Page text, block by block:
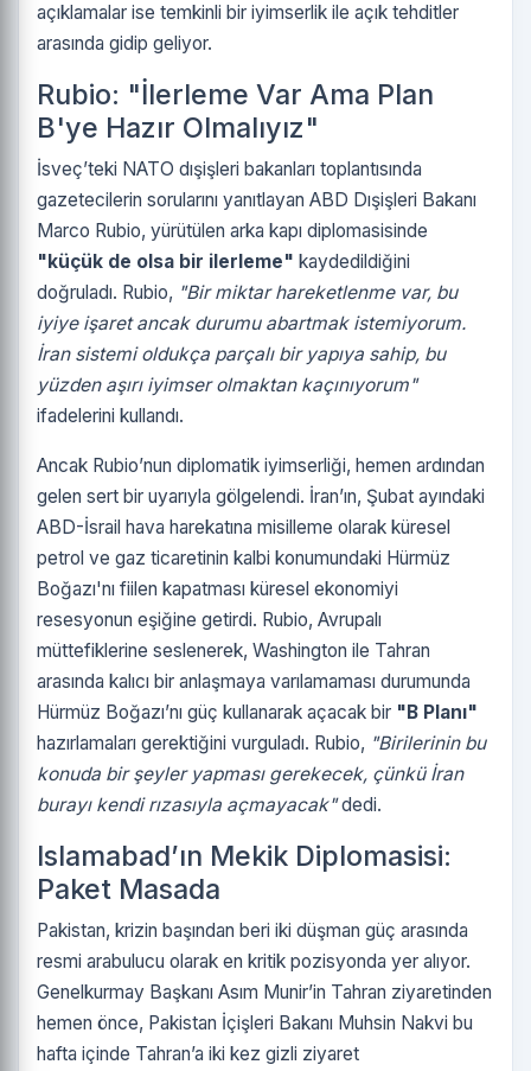
açıklamalar ise temkinli bir iyimserlik ile açık tehditler
arasında gidip geliyor.
Rubio: "İlerleme Var Ama Plan
B'ye Hazır Olmalıyız"
İsveç’teki NATO dışişleri bakanları toplantısında
gazetecilerin sorularını yanıtlayan ABD Dışişleri Bakanı
Marco Rubio, yürütülen arka kapı diplomasisinde
"küçük de olsa bir ilerleme" kaydedildiğini
doğruladı. Rubio, "Bir miktar hareketlenme var, bu
iyiye işaret ancak durumu abartmak istemiyorum.
İran sistemi oldukça parçalı bir yapıya sahip, bu
yüzden aşırı iyimser olmaktan kaçınıyorum"
ifadelerini kullandı.
Ancak Rubio’nun diplomatik iyimserliği, hemen ardından
gelen sert bir uyarıyla gölgelendi. İran’ın, Şubat ayındaki
ABD-İsrail hava harekatına misilleme olarak küresel
petrol ve gaz ticaretinin kalbi konumundaki Hürmüz
Boğazı'nı fiilen kapatması küresel ekonomiyi
resesyonun eşiğine getirdi. Rubio, Avrupalı
müttefiklerine seslenerek, Washington ile Tahran
arasında kalıcı bir anlaşmaya varılamaması durumunda
Hürmüz Boğazı’nı güç kullanarak açacak bir "B Planı"
hazırlamaları gerektiğini vurguladı. Rubio, "Birilerinin bu
konuda bir şeyler yapması gerekecek, çünkü İran
burayı kendi rızasıyla açmayacak"dedi.
Islamabad’ın Mekik Diplomasisi:
Paket Masada
Pakistan, krizin başından beri iki düşman güç arasında
resmi arabulucu olarak en kritik pozisyonda yer alıyor.
Genelkurmay Başkanı Asım Munir’in Tahran ziyaretinden
hemen önce, Pakistan İçişleri Bakanı Muhsin Nakvi bu
hafta içinde Tahran’a iki kez gizli ziyaret